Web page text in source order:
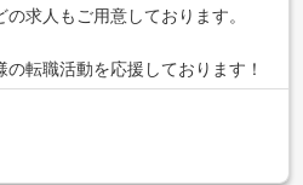
求人もご用意しております。
転職活動を応援しております！